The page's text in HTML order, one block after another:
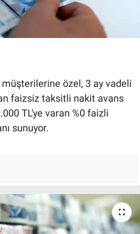
özel, 3 ay vadeli
faizsiz taksitli nakit avans
TL'ye varan %0 faizli
sunuyor.